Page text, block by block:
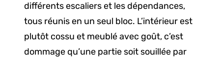
différents escaliers et les dépendances,
tous réunis en un seul bloc. L’intérieur est
plutôt cossu et meublé avec goût, c’est
dommage qu’une partie soit souillée par